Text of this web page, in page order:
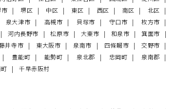
堺区 中区 東区 西区 南区
北区
泉大津市 高槻市 貝塚市 守口市
枚方市
河内長野市 松原市 大東市 和泉市
箕面市
井寺市 東大阪市 泉南市 四條畷市
交野市
豊能町 能勢町 泉北郡 忠岡町
泉南郡
千早赤阪村